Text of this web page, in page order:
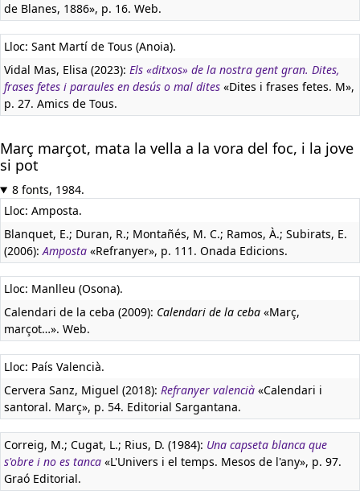
de Blanes, 1886», p. 16. Web.
Lloc: Sant Martí de Tous (Anoia).
Vidal Mas, Elisa (2023): Els «ditxos» de la nostra gent gran. Dites,
frases fetes i paraules en desús o mal dites «Dites i frases fetes. M»,
p. 27. Amics de Tous.
Març marçot, mata la vella a la vora del foc, i la jove
si pot
8 fonts, 1984.
Lloc: Amposta.
Blanquet, E.; Duran, R.; Montañés, M. C.; Ramos, À.; Subirats, E.
(2006):Amposta «Refranyer», p. 111. Onada Edicions.
Lloc: Manlleu (Osona).
Calendari de la ceba (2009): Calendari de la ceba «Març,
marçot…». Web.
Lloc: País Valencià.
Cervera Sanz, Miguel (2018): Refranyer valencià «Calendari i
santoral. Març», p. 54. Editorial Sargantana.
Correig, M.; Cugat, L.; Rius, D. (1984): Una capseta blanca que
s'obre i no es tanca «L'Univers i el temps. Mesos de l'any», p. 97.
Graó Editorial.